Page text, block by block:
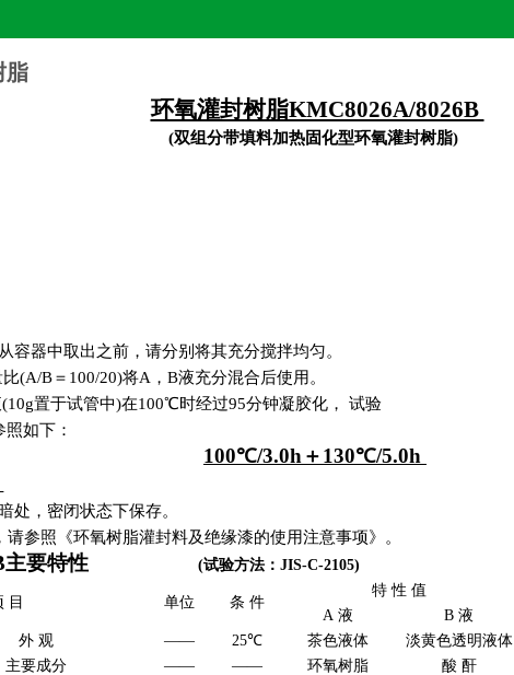
脂
环氧灌封树脂KMC8026A/8026B
(双组分带填料加热固化型环氧灌封树脂)
容器中取出之前，请分别将其充分搅拌均匀。
(A/B＝100/20)将A，B液充分混合后使用。
置于试管中)在100℃时经过95分钟凝胶化， 试验
如下：
100℃/3.0h＋130℃/5.0h
处，密闭状态下保存。
请参照《环氧树脂灌封料及绝缘漆的使用注意事项》。
要特性 (试验方法：JIS-C-2105)
目 单位 条 件
特 性 值
A 液
B 液
外 观 —— 25℃ 茶色液体
淡黄色透明液体
主要成分
—— —— 环氧树脂
酸 酐